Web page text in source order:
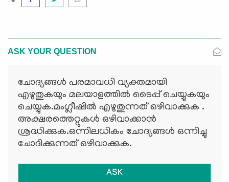
ASK YOUR QUESTION
ചോദ്യങ്ങള്‍ പരമാവധി വ്യക്തമായി
എഴുതുകയും മലയാളത്തില്‍ ടൈപ്പ് ചെയ്യുകയും
ചെയ്യുക.മംഗ്ലീഷില്‍ എഴുതുന്നത് ഒഴിവാക്കുക .
അക്ഷരത്തെറ്റുകള്‍ ഒഴിവാക്കാന്‍
ശ്രദ്ധിക്കുക.ഒന്നിലധികം ചോദ്യങ്ങള്‍ ഒന്നിച്ചു
ചോദിക്കുന്നത് ഒഴിവാക്കുക.
ASK